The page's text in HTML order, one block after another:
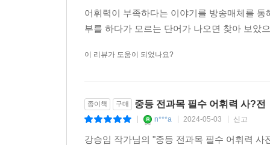
어휘력이 부족하다는 이야기를 방송매체를
부를 하다가 모르는 단어가 나오면 찾아 보았
이 리뷰가 도움이 되었나요?
종이책 구매 중등 전과목 필수 어휘력 사?전
n***a 2024-05-03 신고
강승임 작가님의 "중등 전과목 필수 어휘력